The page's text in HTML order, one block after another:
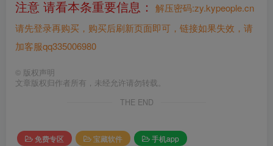
注意 请看本条重要信息：
解压密码:zy.kypeople.cn
请先登录再购买，购买后刷新页面即可，链接如果失效，请
加客服qq335006980
© 版权声明
文章版权归作者所有，未经允许请勿转载。
THE END
免费专区 宝藏软件 手机app